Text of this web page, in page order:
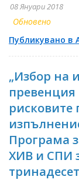
08 Януари 2018
Обновено
Публикувано в
„Избор на
рисковите
Програма
ХИВ и СПИ